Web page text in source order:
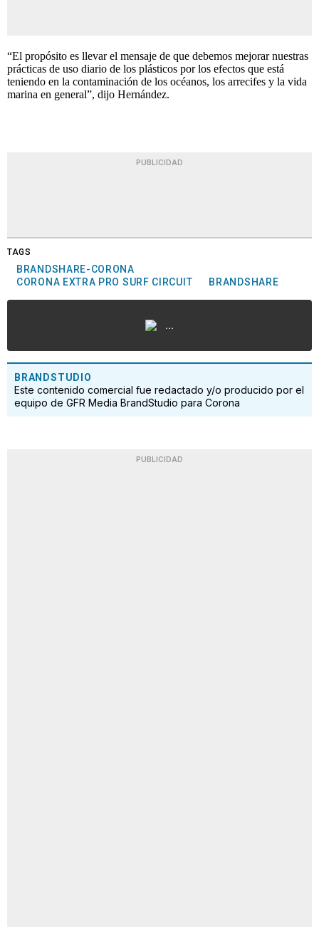
“El propósito es llevar el mensaje de que debemos mejorar nuestras
prácticas de uso diario de los plásticos por los efectos que está
teniendo en la contaminación de los océanos, los arrecifes y la vida
marina en general”, dijo Hernández.
PUBLICIDAD
TAGS
BRANDSHARE-CORONA
CORONA EXTRA PRO SURF CIRCUIT
BRANDSHARE
...
BRANDSTUDIO
Este contenido comercial fue redactado y/o producido por el
equipo de GFR Media BrandStudio para Corona
PUBLICIDAD